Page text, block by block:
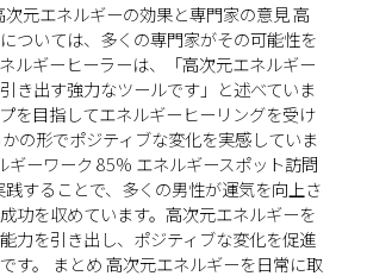
元エネルギーの効果と専門家の意見 高
ついては、多くの専門家がその可能性を
ルギーヒーラーは、「高次元エネルギー
き出す強力なツールです」と述べていま
を目指してエネルギーヒーリングを受け
の形でポジティブな変化を実感していま
ギーワーク 85% エネルギースポット訪問
することで、多くの男性が運気を向上さ
功を収めています。高次元エネルギーを
力を引き出し、ポジティブな変化を促進
す。 まとめ 高次元エネルギーを日常に取